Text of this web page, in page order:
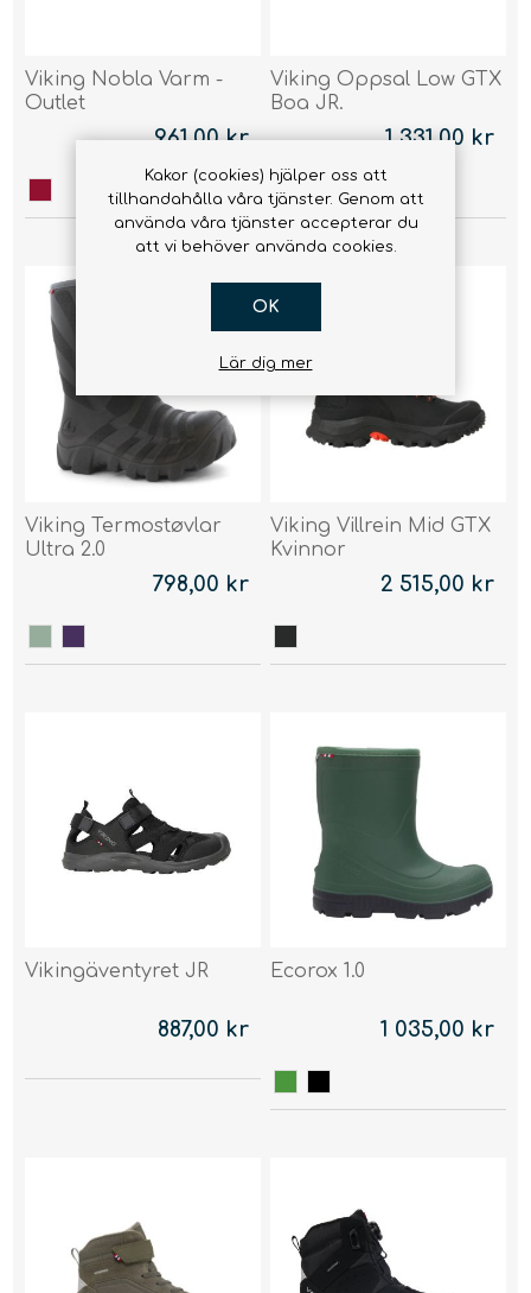
Viking Nobla Varm -
Outlet
961,00 kr
Viking Oppsal Low GTX
Boa JR.
1 331,00 kr
Viking Termostøvlar
Ultra 2.0
798,00 kr
Viking Villrein Mid GTX
Kvinnor
2 515,00 kr
Vikingäventyret JR
887,00 kr
Ecorox 1.0
1 035,00 kr
Kakor (cookies) hjälper oss att
tillhandahålla våra tjänster. Genom att
använda våra tjänster accepterar du
att vi behöver använda cookies.
OK
Lär dig mer